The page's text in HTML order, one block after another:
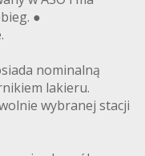
●
nominalną
lakieru.
wybranej stacji